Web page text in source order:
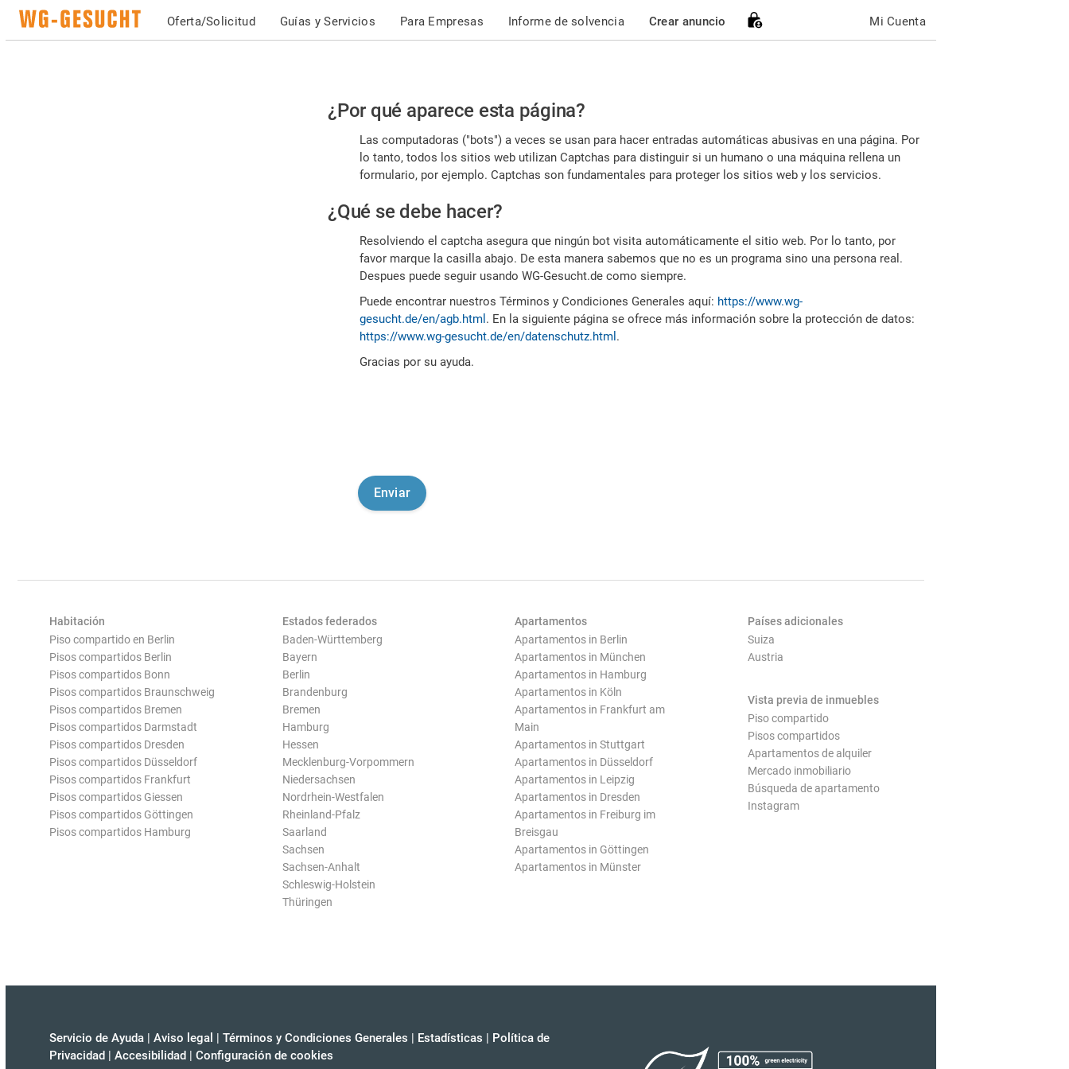
Oferta/Solicitud Guías y Servicios Para Empresas Informe de solvencia Crear anuncio Mi Cuenta
Por
favor,
confirme
es
humano
¿Por qué aparece esta página?
Las computadoras ("bots") a veces se usan para hacer entradas automáticas abusivas en una página. Por
lo tanto, todos los sitios web utilizan Captchas para distinguir si un humano o una máquina rellena un
formulario, por ejemplo. Captchas son fundamentales para proteger los sitios web y los servicios.
¿Qué se debe hacer?
Resolviendo el captcha asegura que ningún bot visita automáticamente el sitio web. Por lo tanto, por
favor marque la casilla abajo. De esta manera sabemos que no es un programa sino una persona real.
Despues puede seguir usando WG-Gesucht.de como siempre.
Puede encontrar nuestros Términos y Condiciones Generales aquí: https://www.wg-
gesucht.de/en/agb.html . En la siguiente página se ofrece más información sobre la protección de datos:
https://www.wg-gesucht.de/en/datenschutz.html .
Gracias por su ayuda.
Habitación
Piso compartido en Berlin
Pisos compartidos Berlin
Pisos compartidos Bonn
Pisos compartidos Braunschweig
Pisos compartidos Bremen
Pisos compartidos Darmstadt
Pisos compartidos Dresden
Pisos compartidos Düsseldorf
Pisos compartidos Frankfurt
Pisos compartidos Giessen
Pisos compartidos Göttingen
Pisos compartidos Hamburg
Estados federados
Baden-Württemberg
Bayern
Berlin
Brandenburg
Bremen
Hamburg
Hessen
Mecklenburg-Vorpommern
Niedersachsen
Nordrhein-Westfalen
Rheinland-Pfalz
Saarland
Sachsen
Sachsen-Anhalt
Schleswig-Holstein
Thüringen
Apartamentos
Apartamentos in Berlin
Apartamentos in München
Apartamentos in Hamburg
Apartamentos in Köln
Apartamentos in Frankfurt am
Main
Apartamentos in Stuttgart
Apartamentos in Düsseldorf
Apartamentos in Leipzig
Apartamentos in Dresden
Apartamentos in Freiburg im
Breisgau
Apartamentos in Göttingen
Apartamentos in Münster
Países adicionales
Suiza
Austria
Vista previa de inmuebles
Piso compartido
Pisos compartidos
Apartamentos de alquiler
Mercado inmobiliario
Búsqueda de apartamento
Instagram
Servicio de Ayuda | Aviso legal | Términos y Condiciones Generales | Estadísticas | Política de
Privacidad | Accesibilidad | Configuración de cookies